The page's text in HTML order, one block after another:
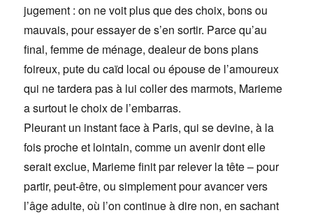
jugement : on ne voit plus que des choix, bons ou
mauvais, pour essayer de s’en sortir. Parce qu’au
final, femme de ménage, dealeur de bons plans
foireux, pute du caïd local ou épouse de l’amoureux
qui ne tardera pas à lui coller des marmots, Marieme
a surtout le choix de l’embarras.
Pleurant un instant face à Paris, qui se devine, à la
fois proche et lointain, comme un avenir dont elle
serait exclue, Marieme finit par relever la tête – pour
partir, peut-être, ou simplement pour avancer vers
l’âge adulte, où l’on continue à dire non, en sachant